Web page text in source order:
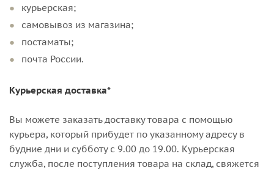
курьерская;
самовывоз из магазина;
постаматы;
почта России.
Курьерская доставка*
Вы можете заказать доставку товара с помощью
курьера, который прибудет по указанному адресу в
будние дни и субботу с 9.00 до 19.00. Курьерская
служба, после поступления товара на склад, свяжется